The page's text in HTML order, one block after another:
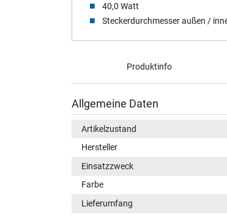
40,0 Watt
Steckerdurchmesser außen /
Produktinfo
Allgemeine Daten
Artikelzustand
Hersteller
Einsatzzweck
Farbe
Lieferumfang